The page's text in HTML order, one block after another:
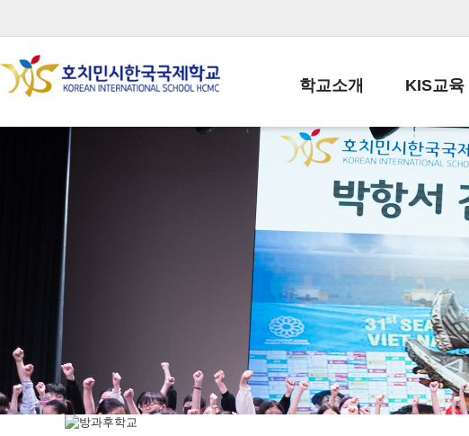
학교소개
학교장인사말
학교상징
학교연혁
교직원현황
학생현황
위치/전화
전경사진
KIS교육
교육목표
학사일정
일과시간표
성과평가자료